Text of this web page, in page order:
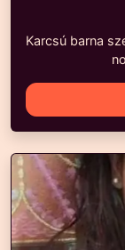
Karcsú barna